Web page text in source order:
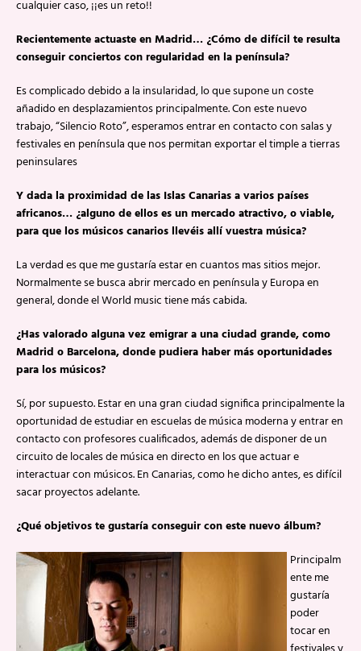
cualquier caso, ¡¡es un reto!!
Recientemente actuaste en Madrid… ¿Cómo de difícil te resulta
conseguir conciertos con regularidad en la península?
Es complicado debido a la insularidad, lo que supone un coste
añadido en desplazamientos principalmente. Con este nuevo
trabajo, “Silencio Roto”, esperamos entrar en contacto con salas y
festivales en península que nos permitan exportar el timple a tierras
peninsulares
Y dada la proximidad de las Islas Canarias a varios países
africanos… ¿alguno de ellos es un mercado atractivo, o viable,
para que los músicos canarios llevéis allí vuestra música?
La verdad es que me gustaría estar en cuantos mas sitios mejor.
Normalmente se busca abrir mercado en península y Europa en
general, donde el World music tiene más cabida.
¿Has valorado alguna vez emigrar a una ciudad grande, como
Madrid o Barcelona, donde pudiera haber más oportunidades
para los músicos?
Sí, por supuesto. Estar en una gran ciudad significa principalmente la
oportunidad de estudiar en escuelas de música moderna y entrar en
contacto con profesores cualificados, además de disponer de un
circuito de locales de música en directo en los que actuar e
interactuar con músicos. En Canarias, como he dicho antes, es difícil
sacar proyectos adelante.
¿Qué objetivos te gustaría conseguir con este nuevo álbum?
Principalm
ente me
gustaría
poder
tocar en